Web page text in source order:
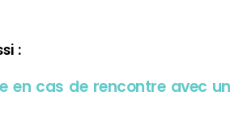
:
en cas de rencontre avec un